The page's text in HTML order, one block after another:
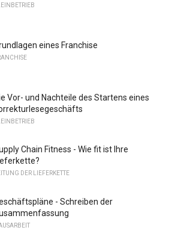
eines Franchise
Vor- und Nachteile des Startens eines
Chain Fitness - Wie fit ist Ihre
DER LIEFERKETTE
- Schreiben der